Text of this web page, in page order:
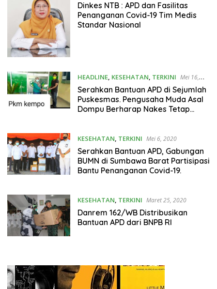
Dinkes NTB : APD dan Fasilitas
Penanganan Covid-19 Tim Medis
Standar Nasional
HEADLINE, KESEHATAN, TERKINI Mei 16,
2020
Serahkan Bantuan APD di Sejumlah
Puskesmas. Pengusaha Muda Asal
Dompu Berharap Nakes Tetap
KESEHATAN, TERKINI Mei 6, 2020
Serahkan Bantuan APD, Gabungan
BUMN di Sumbawa Barat Partisipasi
Bantu Penanganan Covid-19.
KESEHATAN, TERKINI Maret 25, 2020
Danrem 162/WB Distribusikan
Bantuan APD dari BNPB RI